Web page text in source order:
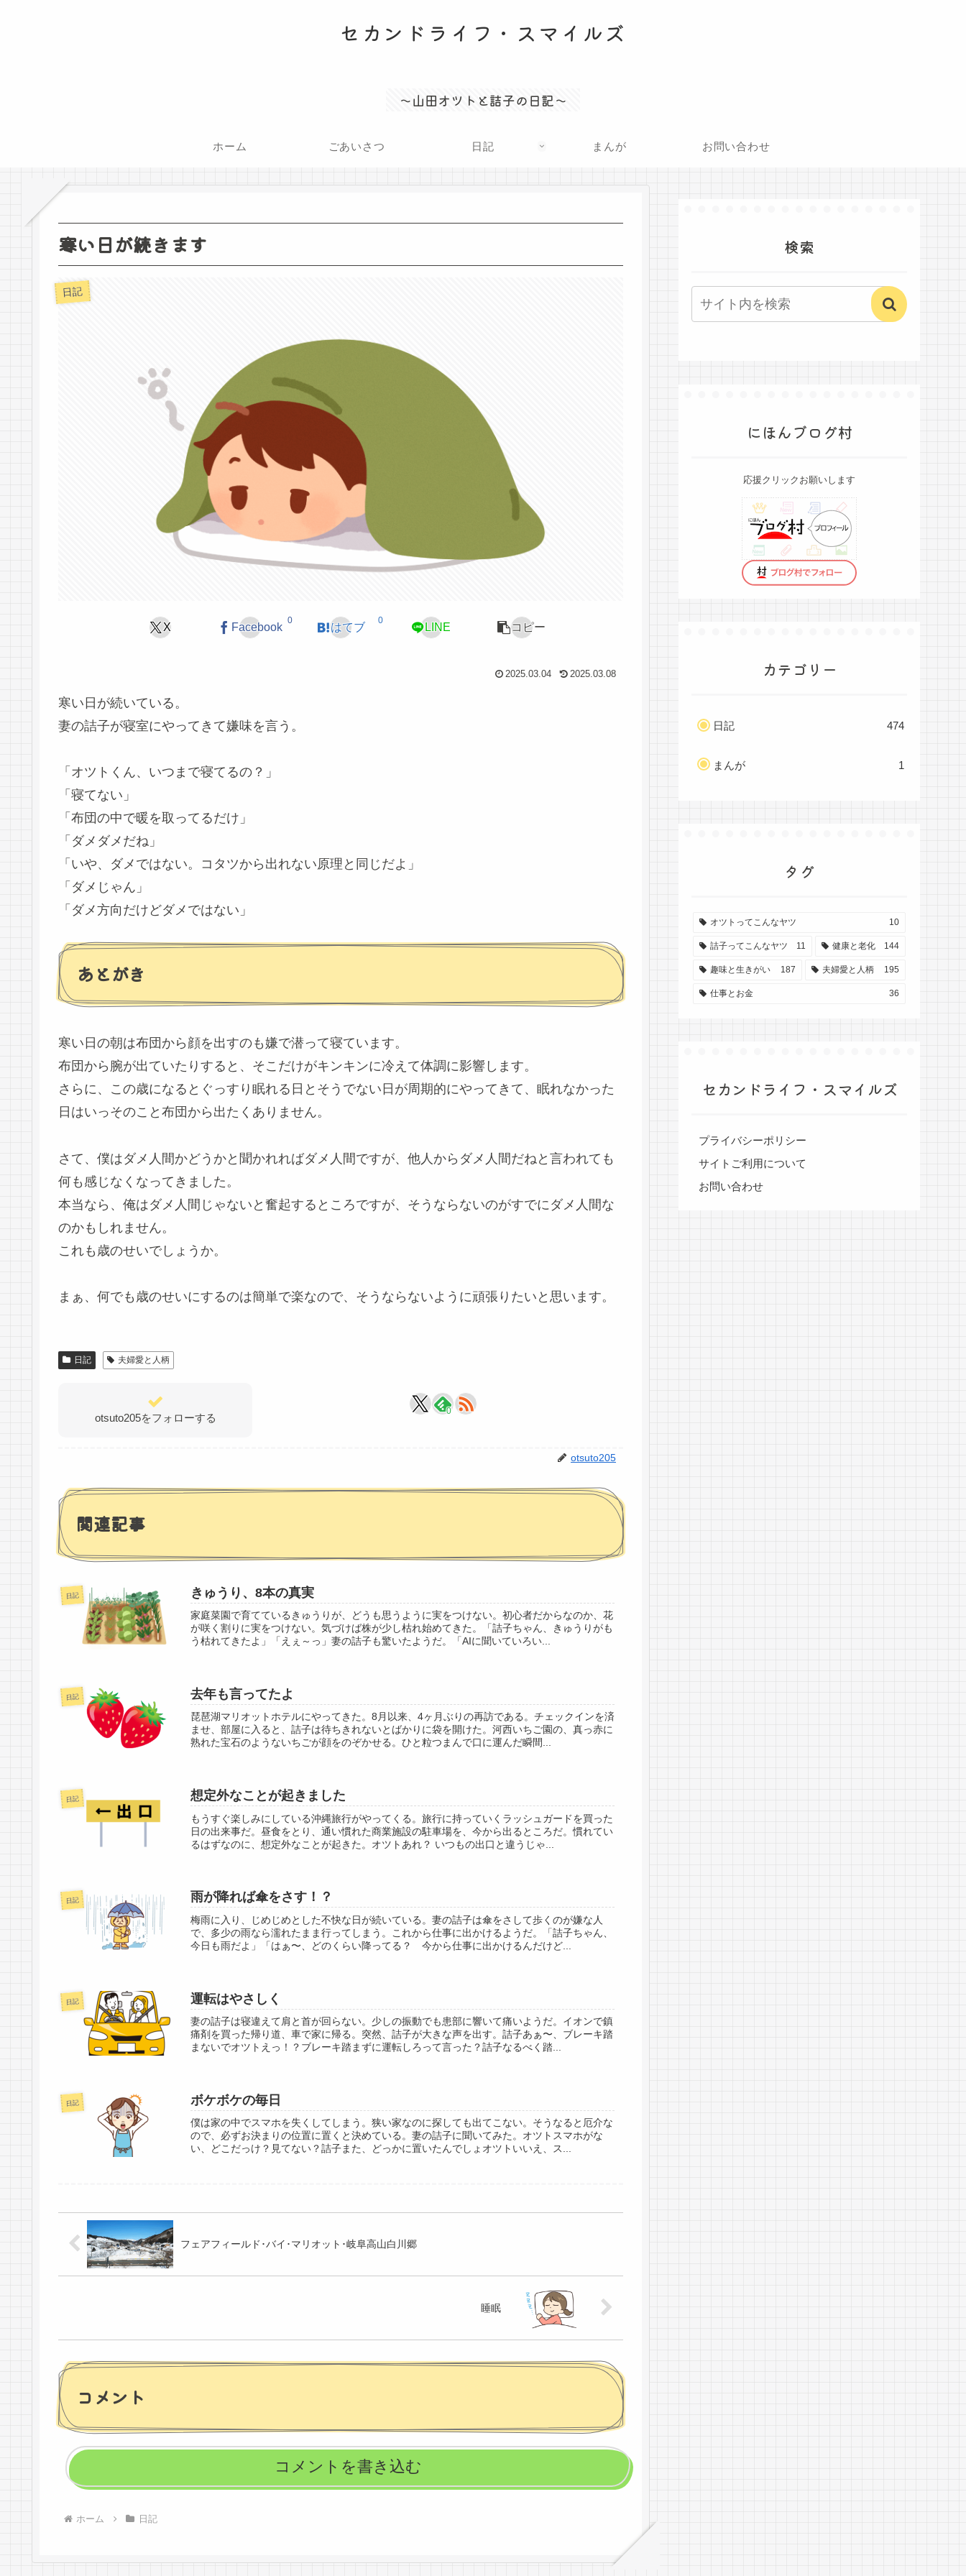
セカンドライフ・スマイルズ
〜山田オツトと詰子の日記〜
ホーム ごあいさつ 日記 まんが お問い合わせ
寒い日が続きます
日記
X Facebook
0
はてブ
0
LINE コピー
2025.03.04 2025.03.08
寒い日が続いている。
妻の詰子が寝室にやってきて嫌味を言う。
「オツトくん、いつまで寝てるの？」
「寝てない」
「布団の中で暖を取ってるだけ」
「ダメダメだね」
「いや、ダメではない。コタツから出れない原理と同じだよ」
「ダメじゃん」
「ダメ方向だけどダメではない」
あとがき
寒い日の朝は布団から顔を出すのも嫌で潜って寝ています。
布団から腕が出ていたりすると、そこだけがキンキンに冷えて体調に影響します。
さらに、この歳になるとぐっすり眠れる日とそうでない日が周期的にやってきて、眠れなかった
日はいっそのこと布団から出たくありません。
さて、僕はダメ人間かどうかと聞かれればダメ人間ですが、他人からダメ人間だねと言われても
何も感じなくなってきました。
本当なら、俺はダメ人間じゃないと奮起するところですが、そうならないのがすでにダメ人間な
のかもしれません。
これも歳のせいでしょうか。
まぁ、何でも歳のせいにするのは簡単で楽なので、そうならないように頑張りたいと思います。
日記 夫婦愛と人柄
otsuto205をフォローする
0
otsuto205
関連記事
日記 きゅうり、8本の真実
家庭菜園で育てているきゅうりが、どうも思うように実をつけない。初心者だからなのか、花
が咲く割りに実をつけない。気づけば株が少し枯れ始めてきた。「詰子ちゃん、きゅうりがも
う枯れてきたよ」「えぇ～っ」妻の詰子も驚いたようだ。「AIに聞いていろい...
日記 去年も言ってたよ
琵琶湖マリオットホテルにやってきた。8月以来、4ヶ月ぶりの再訪である。チェックインを済
ませ、部屋に入ると、詰子は待ちきれないとばかりに袋を開けた。河西いちご園の、真っ赤に
熟れた宝石のようないちごが顔をのぞかせる。ひと粒つまんで口に運んだ瞬間...
日記 想定外なことが起きました
もうすぐ楽しみにしている沖縄旅行がやってくる。旅行に持っていくラッシュガードを買った
日の出来事だ。昼食をとり、通い慣れた商業施設の駐車場を、今から出るところだ。慣れてい
るはずなのに、想定外なことが起きた。オツトあれ？ いつもの出口と違うじゃ...
日記 雨が降れば傘をさす！？
梅雨に入り、じめじめとした不快な日が続いている。妻の詰子は傘をさして歩くのが嫌な人
で、多少の雨なら濡れたまま行ってしまう。これから仕事に出かけるようだ。「詰子ちゃん、
今日も雨だよ」「はぁ〜、どのくらい降ってる？ 今から仕事に出かけるんだけど...
日記 運転はやさしく
妻の詰子は寝違えて肩と首が回らない。少しの振動でも患部に響いて痛いようだ。イオンで鎮
痛剤を買った帰り道、車で家に帰る。突然、詰子が大きな声を出す。詰子あぁ〜、ブレーキ踏
まないでオツトえっ！？ブレーキ踏まずに運転しろって言った？詰子なるべく踏...
日記 ボケボケの毎日
僕は家の中でスマホを失くしてしまう。狭い家なのに探しても出てこない。そうなると厄介な
ので、必ずお決まりの位置に置くと決めている。妻の詰子に聞いてみた。オツトスマホがな
い、どこだっけ？見てない？詰子また、どっかに置いたんでしょオツトいいえ、ス...
フェアフィールド･バイ･マリオット･岐阜高山白川郷
睡眠
コメント
コメントを書き込む
ホーム 日記
検索
にほんブログ村
応援クリックお願いします
カテゴリー
日記 474
まんが 1
タグ
オツトってこんなヤツ 10
詰子ってこんなヤツ 11 健康と老化 144
趣味と生きがい 187 夫婦愛と人柄 195
仕事とお金 36
セカンドライフ・スマイルズ
プライバシーポリシー
サイトご利用について
お問い合わせ